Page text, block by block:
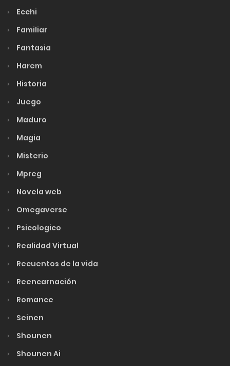
Ecchi
Familiar
Fantasia
Harem
Historia
Juego
Maduro
Magia
Misterio
Mpreg
Novela web
Omegaverse
Psicologico
Realidad Virtual
Recuentos de la vida
Reencarnación
Romance
Seinen
Shounen
Shounen Ai